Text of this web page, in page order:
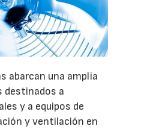
abarcan una amplia
destinados a
y a equipos de
y ventilación en